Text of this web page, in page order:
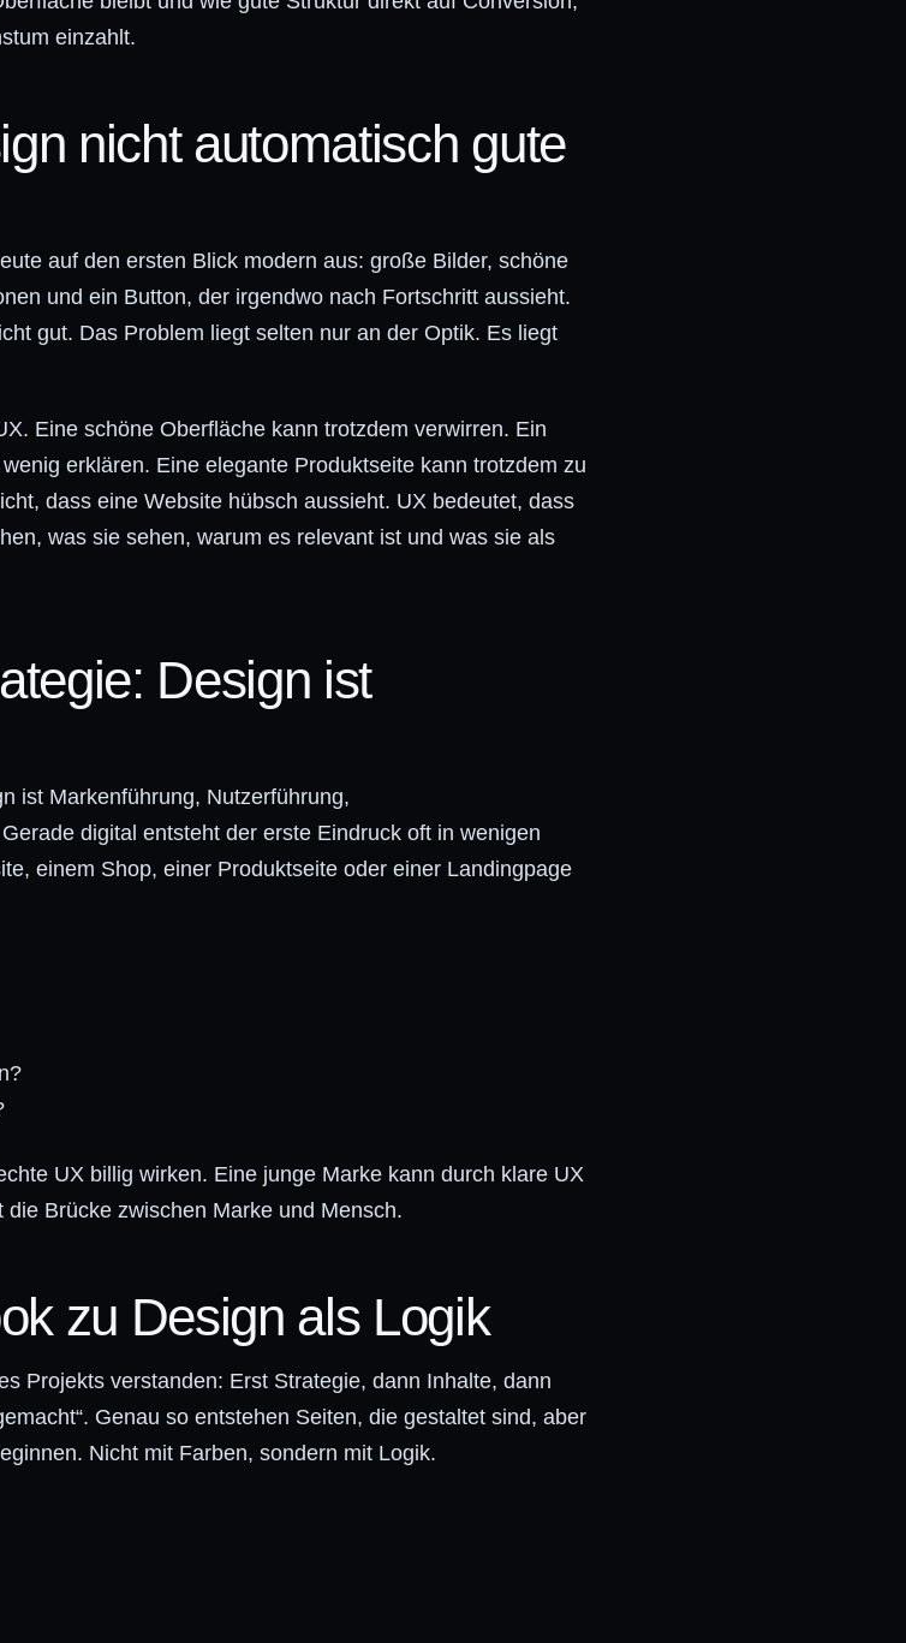
einzahlt.
nicht automatisch gute
auf den ersten Blick modern aus: große Bilder, schöne
und ein Button, der irgendwo nach Fortschritt aussieht.
gut. Das Problem liegt selten nur an der Optik. Es liegt
Eine schöne Oberfläche kann trotzdem verwirren. Ein
erklären. Eine elegante Produktseite kann trotzdem zu
dass eine Website hübsch aussieht. UX bedeutet, dass
was sie sehen, warum es relevant ist und was sie als
Design ist
ist Markenführung, Nutzerführung,
digital entsteht der erste Eindruck oft in wenigen
einem Shop, einer Produktseite oder einer Landingpage
UX billig wirken. Eine junge Marke kann durch klare UX
Brücke zwischen Marke und Mensch.
zu Design als Logik
Projekts verstanden: Erst Strategie, dann Inhalte, dann
Genau so entstehen Seiten, die gestaltet sind, aber
Nicht mit Farben, sondern mit Logik.